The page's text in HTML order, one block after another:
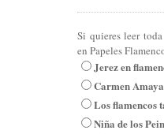
Si quieres leer
en Papeles
Jerez en
Carmen Amaya
Los flamencos
Niña de los